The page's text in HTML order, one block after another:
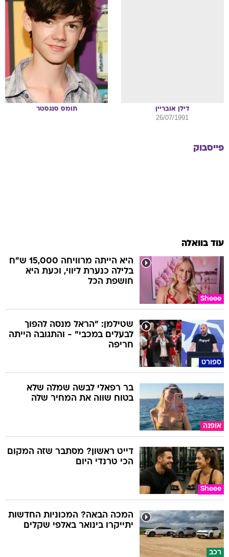
דילן אובריין
26/07/1991
תומס סנגסטר
פייסבוק
עוד בוואלה
Sheee
היא הייתה מרוויחה 15,000 ש"ח
בלילה כנערת ליווי, וכעת היא
חושפת הכל
ספורט
שטילמן: "הראל מנסה להפוך
לבעלים במכבי" - והתגובה הייתה
חריפה
אופנה
בר רפאלי לבשה שמלה שלא
בטוח שווה את המחיר שלה
Sheee
דייט ראשון? מסתבר שזה המקום
הכי טרנדי היום
רכב
המכה הבאה? המכוניות החדשות
יתייקרו בינואר באלפי שקלים